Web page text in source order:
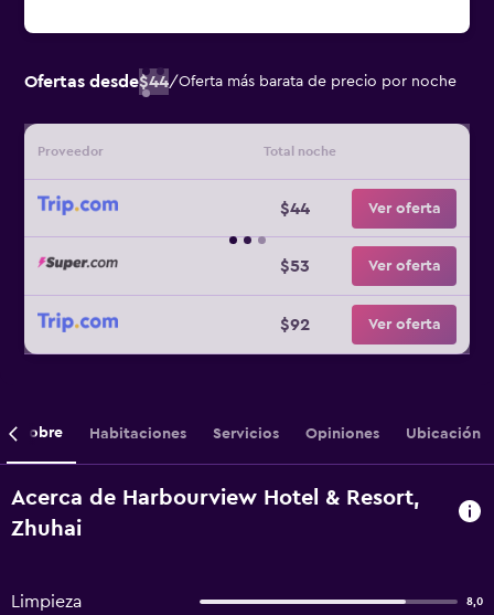
Ofertas desde$44/Oferta más barata de precio por noche
Proveedor Total noche
$44 Ver oferta
$53 Ver oferta
$92 Ver oferta
Sobre Habitaciones Servicios Opiniones Ubicación
Acerca de Harbourview Hotel & Resort,
Zhuhai
Limpieza 8,0